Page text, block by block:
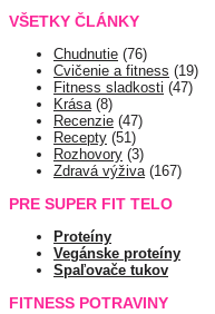
VŠETKY ČLÁNKY
Chudnutie (76)
Cvičenie a fitness (19)
Fitness sladkosti (47)
Krása(8)
Recenzie (47)
Recepty (51)
Rozhovory (3)
Zdravá výživa(167)
PRE SUPER FIT TELO
Proteíny
Vegánske proteíny
Spaľovače tukov
FITNESS POTRAVINY